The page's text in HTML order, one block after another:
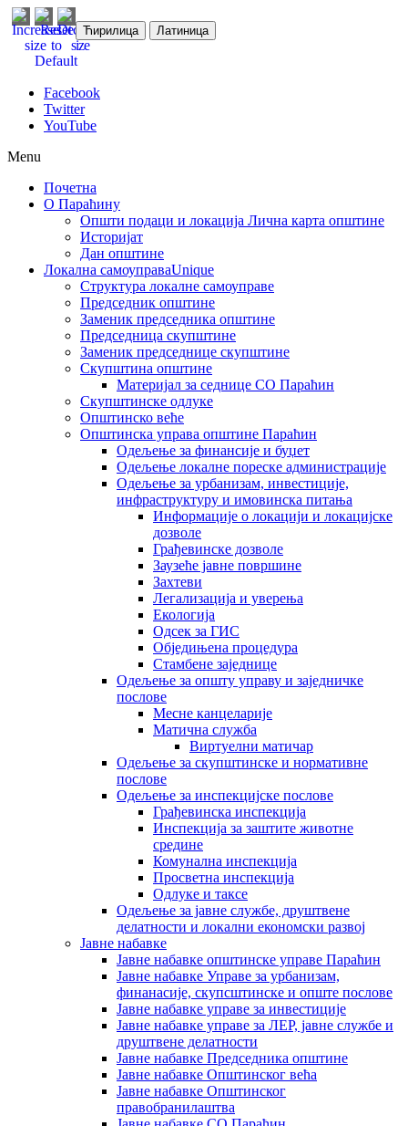
Ћирилица Латиница
Facebook
Twitter
YouTube
Menu
Почетна
О Параћину
Општи подаци и локација Лична карта општине
Историјат
Дан општине
Локална самоуправаUnique
Структура локалне самоуправе
Председник општине
Заменик председника општине
Председница скупштине
Заменик председнице скупштине
Скупштина општине
Материјал за седнице СО Параћин
Скупштинске одлуке
Општинско веће
Општинска управа општине Параћин
Одељење за финансије и буџет
Одељење локалне пореске администрације
Одељење за урбанизам, инвестиције,
инфраструктуру и имовинска питања
Информације о локацији и локацијске
дозволе
Грађевинске дозволе
Заузеће јавне површине
Захтеви
Легализација и уверења
Екологија
Одсек за ГИС
Обједињена процедура
Стамбене заједнице
Oдељење за општу управу и заједничке
послове
Месне канцеларије
Матична служба
Виртуелни матичар
Одељење за скупштинске и нормативне
послове
Одељење за инспекцијске послове
Грађевинска инспекција
Инспекција за заштите животне
средине
Комунална инспекција
Просветна инспекција
Одлуке и таксе
Одељење за јавне службе, друштвене
делатности и локални економски развој
Јавне набавке
Јавне набавке општинске управе Параћин
Јавне набавке Управе за урбанизам,
финанасије, скупсштинске и опште послове
Јавне набавке управе за инвестиције
Јавне набавке управе за ЛЕР, јавне службе и
друштвене делатности
Јавне набавке Председника општине
Јавне набавке Општинског већа
Јавне набавке Општинског
правобранилаштва